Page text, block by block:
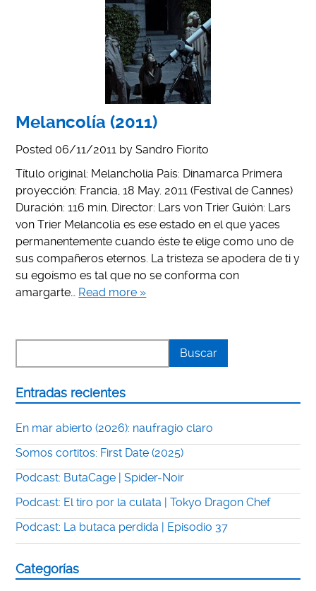
Melancolía (2011)
Posted 06/11/2011 bySandro Fiorito
Título original: Melancholia País: Dinamarca Primera
proyección: Francia, 18 May. 2011 (Festival de Cannes)
Duración: 116 min. Director: Lars von Trier Guión: Lars
von Trier Melancolía es ese estado en el que yaces
permanentemente cuando éste te elige como uno de
sus compañeros eternos. La tristeza se apodera de ti y
su egoísmo es tal que no se conforma con
amargarte… Read more »
Entradas recientes
En mar abierto (2026): naufragio claro
Somos cortitos: First Date (2025)
Podcast: ButaCage | Spider-Noir
Podcast: El tiro por la culata | Tokyo Dragon Chef
Podcast: La butaca perdida | Episodio 37
Categorías